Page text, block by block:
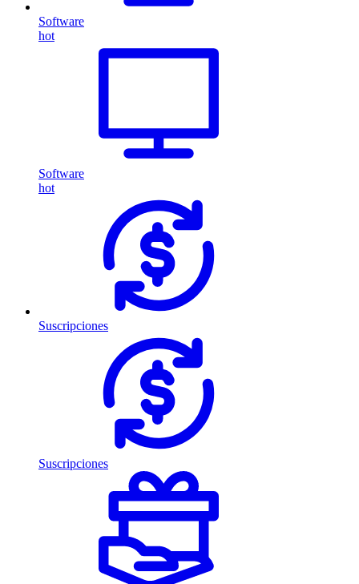
Software
hot
Software
hot
Suscripciones
Suscripciones